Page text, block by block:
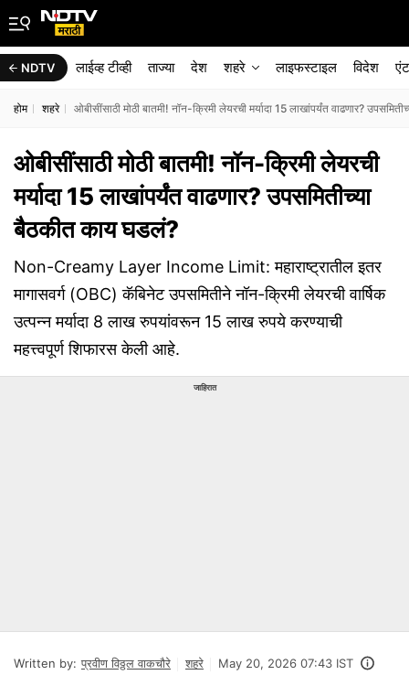
NDTV लाईव्ह टीव्ही ताज्या देश शहरे लाइफस्टाइल विदेश
होम शहरे ओबीसींसाठी मोठी बातमी! नॉन-क्रिमी लेयरची मर्यादा 15 लाखांपर्यंत वाढणार?
ओबीसींसाठी मोठी बातमी! नॉन-क्रिमी लेयरची
मर्यादा 15 लाखांपर्यंत वाढणार? उपसमितीच्या
बैठकीत काय घडलं?
Non-Creamy Layer Income Limit: महाराष्ट्रातील इतर
मागासवर्ग (OBC) कॅबिनेट उपसमितीने नॉन-क्रिमी लेयरची वार्षिक
उत्पन्न मर्यादा 8 लाख रुपयांवरून 15 लाख रुपये करण्याची
महत्त्वपूर्ण शिफारस केली आहे.
जाहिरात
Written by: प्रवीण विठ्ठल वाकचौरे शहरे May 20, 2026 07:43 IST